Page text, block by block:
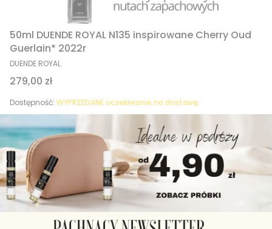
50ml DUENDE ROYAL N135 inspirowane Cherry Oud
Guerlain* 2022r
PRODUCENT
DUENDE ROYAL
Cena
279,00 zł
Dostępność: WYPRZEDANE oczekiwanie na dostawę